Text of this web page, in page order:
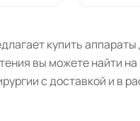
купить
вы можете найти
с доставкой и в